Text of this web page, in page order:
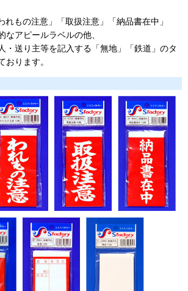
もの注意」「取扱注意」「納品書在中」
なアピールラベルの他、
・送り主等を記入する「無地」「鉄道」のタ
おります。